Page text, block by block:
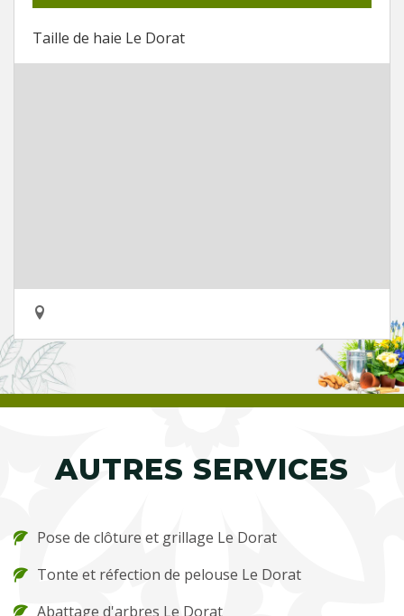
Taille de haie Le Dorat
AUTRES SERVICES
Pose de clôture et grillage Le Dorat
Tonte et réfection de pelouse Le Dorat
Abattage d'arbres Le Dorat